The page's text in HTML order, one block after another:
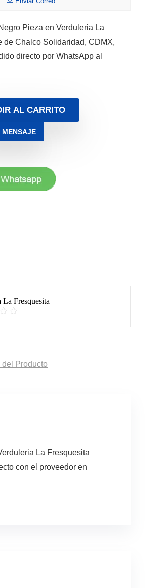
Pieza en Verduleria La
de Chalco Solidaridad, CDMX,
directo por WhatsApp al
AL CARRITO
MENSAJE
La Fresquesita
Producto
La Fresquesita
con el proveedor en